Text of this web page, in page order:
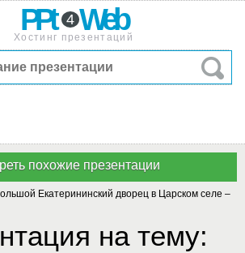
PPt 4 Web
Хостинг презентаций
Екатерининский дворец в Царском селе –
на тему: